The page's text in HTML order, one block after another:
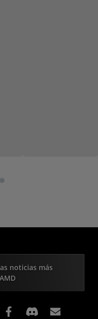
noticias más
Facebook